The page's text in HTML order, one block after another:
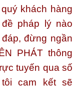
khách hàng
pháp lý nào
đừng ngần
PHÁT thông
tuyến qua số
cam kết sẽ